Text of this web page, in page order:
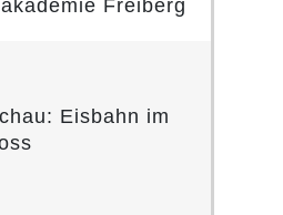
Freiberg
Eisbahn im